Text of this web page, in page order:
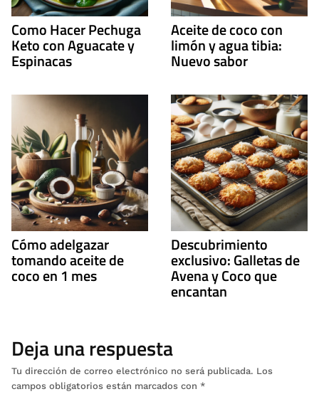
Como Hacer Pechuga
Keto con Aguacate y
Espinacas
Aceite de coco con
limón y agua tibia:
Nuevo sabor
Cómo adelgazar
tomando aceite de
coco en 1 mes
Descubrimiento
exclusivo: Galletas de
Avena y Coco que
encantan
Deja una respuesta
Tu dirección de correo electrónico no será publicada. Los
campos obligatorios están marcados con *